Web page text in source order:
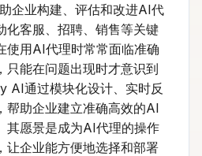
企业构建、评估和改进AI代
化客服、招聘、销售等关键
使用AI代理时常常面临准确
只能在问题出现时才意识到
AI通过模块化设计、实时反
帮助企业建立准确高效的AI
其愿景是成为AI代理的操作
让企业能方便地选择和部署